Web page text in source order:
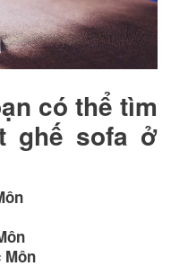
có thể tìm
ghế sofa ở
Môn